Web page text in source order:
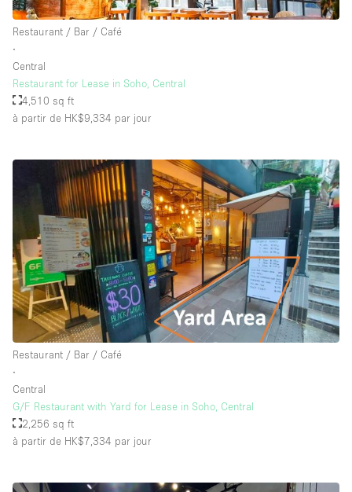
Restaurant / Bar / Café
∙
Central
Restaurant for Lease in Soho, Central
4,510 sq ft
à partir de HK$9,334 par jour
Restaurant / Bar / Café
∙
Central
G/F Restaurant with Yard for Lease in Soho, Central
2,256 sq ft
à partir de HK$7,334 par jour